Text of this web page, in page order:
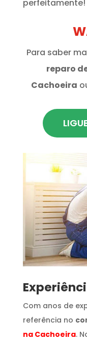
perfeitamente!
Para saber
reparo
Cachoeira
Com anos de
referência no
na Cachoeira.